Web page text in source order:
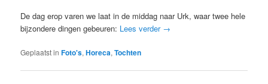
De dag erop varen we laat in de middag naar Urk, waar twee hele
bijzondere dingen gebeuren: Lees verder →
Geplaatst in Foto's,Horeca,Tochten